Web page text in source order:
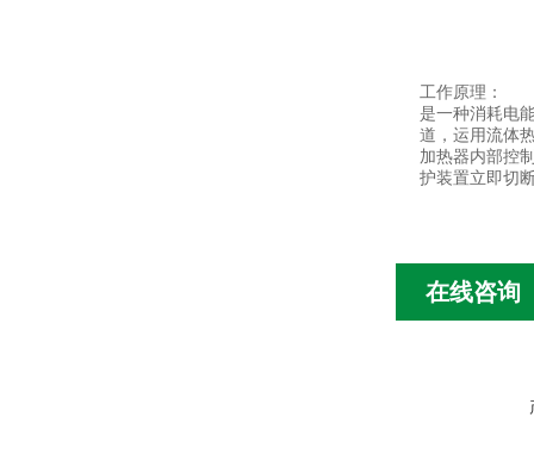
工作原理：
是一种消耗电
道，运用流体
加热器内部控
护装置立即切
在线咨询